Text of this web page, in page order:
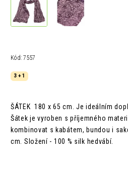
Kód: 7557
3 + 1
ŠÁTEK 180 x 65 cm. Je ideálním
Šátek je vyroben s příjemného
kombinovat s kabátem, bundou i
cm. Složení - 100 % silk hedvábí.